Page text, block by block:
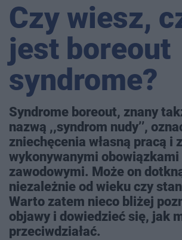
Czy wiesz,
jest boreout
syndrome?
Syndrome boreout, znany
nazwą ,,syndrom nudy’’,
zniechęcenia własną pracą i
wykonywanymi obowiązkami
zawodowymi. Może on
niezależnie od wieku czy
Warto zatem nieco bliżej
objawy i dowiedzieć się, jak
przeciwdziałać.